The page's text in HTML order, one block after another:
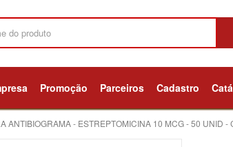
Promoção Parceiros Cadastro
ANTIBIOGRAMA - ESTREPTOMICINA 10 MCG - 50 UNID -